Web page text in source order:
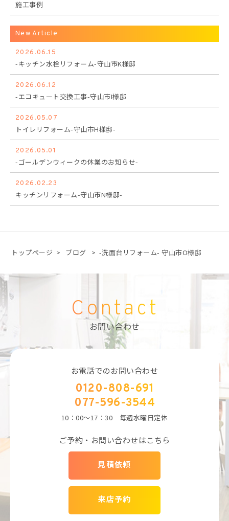
施工事例
New Article
2026.06.15
-キッチン水栓リフォーム-守山市K様邸
2026.06.12
-エコキュート交換工事-守山市I様邸
2026.05.07
トイレリフォーム-守山市H様邸-
2026.05.01
-ゴールデンウィークの休業のお知らせ-
2026.02.23
キッチンリフォーム-守山市N様邸-
トップページ > ブログ > -洗面台リフォーム- 守山市O様邸
Contact
お問い合わせ
お電話でのお問い合わせ
0120-808-691
077-596-3544
10：00～17：30 毎週水曜日定休
ご予約・お問い合わせはこちら
見積依頼
来店予約